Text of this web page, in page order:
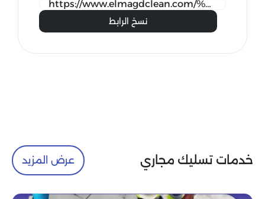
نسخ الرابط
خدمات تسليك مجاري عرض المزيد